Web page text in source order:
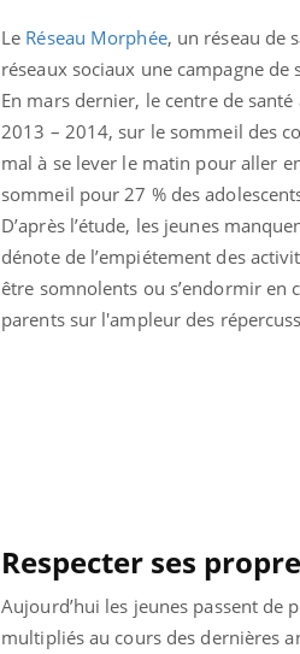
Le Réseau Morphée, un réseau de
réseaux sociaux une campagne
En mars dernier, le centre de
2013 – 2014, sur le sommeil des
mal à se lever le matin pour aller
sommeil pour 27 % des
D’après l’étude, les jeunes
dénote de l’empiétement des
être somnolents ou s’endormir en
parents sur l'ampleur des
Respecter ses
Aujourd’hui les jeunes passent de
multipliés au cours des dernières
Hantavirus : un cas
détecté chez un touriste
des chercheurs